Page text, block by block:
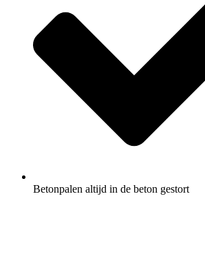
Betonpalen altijd in de beton gestort